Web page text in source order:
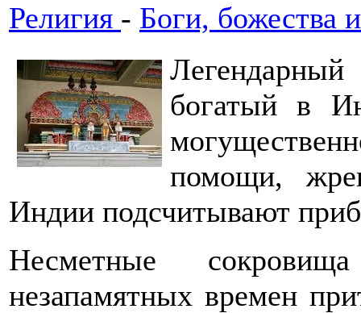
Религия - Боги, божества
богатый в
помощи,
Индии подсчитывают
Несметные
незапамятных времен